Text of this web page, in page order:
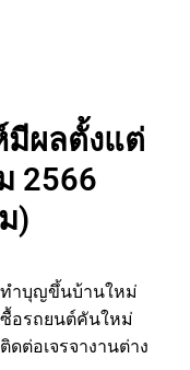
ผลตั้งแต่
2566
)
ทำบุญขึ้นบ้านใหม่
ซื้อรถยนต์คันใหม่
ดต่อเจรจางานต่าง